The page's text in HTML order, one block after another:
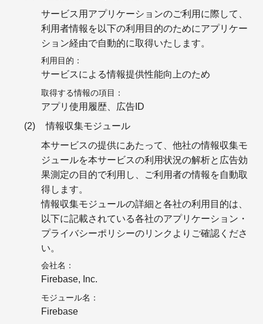
サービス用アプリケーションのご利用に際して、
利用者情報を以下の利用目的のためにアプリケー
ション経由で自動的に取得いたします。
利用目的
サービスによる情報提供性能向上のため
取得する情報の項目
アプリ使用履歴、広告ID
情報収集モジュール
本サービスの提供にあたって、他社の情報収集モ
ジュールを本サービスの利用状況の解析と広告効
果測定の目的で利用し、ご利用者の情報を自動取
得します。
情報収集モジュールの詳細と各社の利用目的は、
以下に記載されている各社のアプリケーション・
プライバシーポリシーのリンクよりご確認くださ
い。
会社名
Firebase, Inc.
モジュール名
Firebase